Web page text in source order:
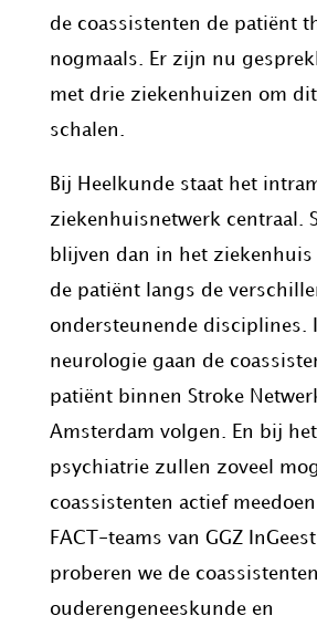
de coassistenten de patiënt
nogmaals. Er zijn nu
met drie ziekenhuizen om
schalen.
Bij Heelkunde staat het
ziekenhuisnetwerk centraal.
blijven dan in het ziekenhuis
de patiënt langs de
ondersteunende disciplines.
neurologie gaan de
patiënt binnen Stroke
Amsterdam volgen. En bij
psychiatrie zullen zoveel
coassistenten actief
FACT-teams van GGZ
proberen we de
ouderengeneeskunde en